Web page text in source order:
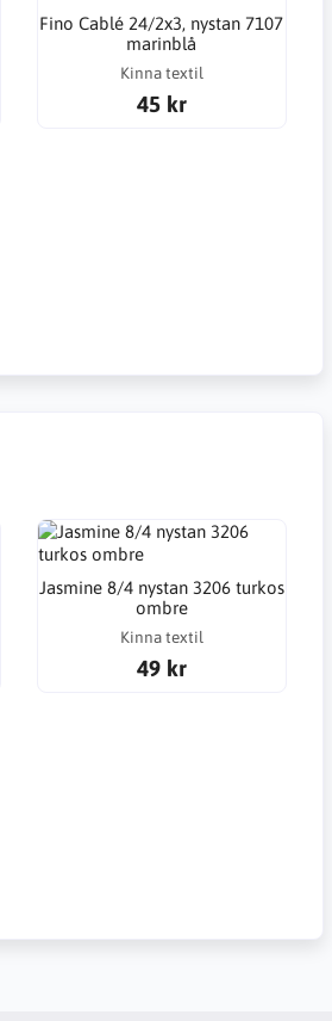
Fino Cablé 24/2x3, nystan 7107
marinblå
Kinna textil
45 kr
Jasmine 8/4 nystan 3206 turkos
ombre
Kinna textil
49 kr